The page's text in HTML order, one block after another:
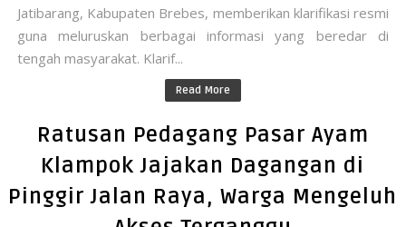
Jatibarang, Kabupaten Brebes, memberikan klarifikasi resmi
guna meluruskan berbagai informasi yang beredar di
tengah masyarakat. Klarif...
Read More
​Ratusan Pedagang Pasar Ayam
Klampok Jajakan Dagangan di
Pinggir Jalan Raya, Warga Mengeluh